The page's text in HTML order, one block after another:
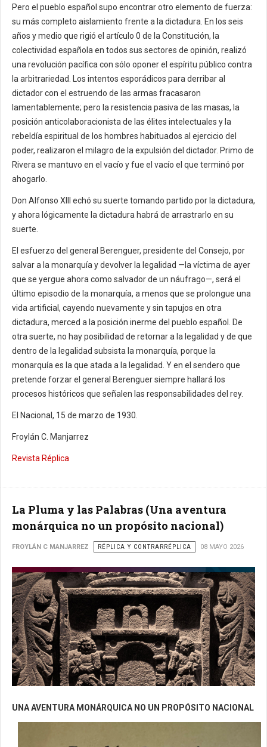
Pero el pueblo español supo encontrar otro elemento de fuerza:
su más completo aislamiento frente a la dictadura. En los seis
años y medio que rigió el artículo 0 de la Constitución, la
colectividad española en todos sus sectores de opinión, realizó
una revolución pacífica con sólo oponer el espíritu público contra
la arbitrariedad. Los intentos esporádicos para derribar al
dictador con el estruendo de las armas fracasaron
lamentablemente; pero la resistencia pasiva de las masas, la
posición anticolaboracionista de las élites intelectuales y la
rebeldía espiritual de los hombres habituados al ejercicio del
poder, realizaron el milagro de la expulsión del dictador. Primo de
Rivera se mantuvo en el vacío y fue el vacío el que terminó por
ahogarlo.
Don Alfonso XIII echó su suerte tomando partido por la dictadura,
y ahora lógicamente la dictadura habrá de arrastrarlo en su
suerte.
El esfuerzo del general Berenguer, presidente del Consejo, por
salvar a la monarquía y devolver la legalidad —la víctima de ayer
que se yergue ahora como salvador de un náufrago—, será el
último episodio de la monarquía, a menos que se prolongue una
vida artificial, cayendo nuevamente y sin tapujos en otra
dictadura, merced a la posición inerme del pueblo español. De
otra suerte, no hay posibilidad de retornar a la legalidad y de que
dentro de la legalidad subsista la monarquía, porque la
monarquía es la que atada a la legalidad. Y en el sendero que
pretende forzar el general Berenguer siempre hallará los
procesos históricos que señalen las responsabilidades del rey.
El Nacional, 15 de marzo de 1930.
Froylán C. Manjarrez
Revista Réplica
La Pluma y las Palabras (Una aventura
monárquica no un propósito nacional)
FROYLÁN C MANJARREZ RÉPLICA Y CONTRARRÉPLICA 08 MAYO 2026
UNA AVENTURA MONÁRQUICA NO UN PROPÓSITO NACIONAL